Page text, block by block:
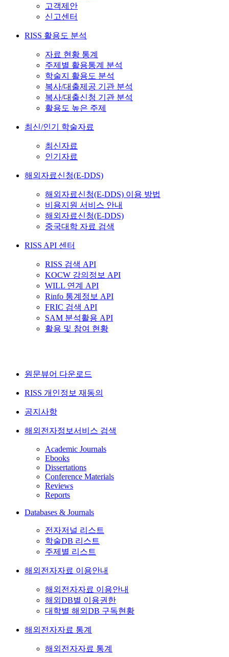
고객제안
신고센터
RISS 활용도 분석
자료 현황 통계
주제별 활용통계 분석
학술지 활용도 분석
복사/대출제공 기관 분석
복사/대출신청 기관 분석
활용도 높은 주제
최신/인기 학술자료
최신자료
인기자료
해외자료신청(E-DDS)
해외자료신청(E-DDS) 이용 방법
비용지원 서비스 안내
해외자료신청(E-DDS)
중국대학 자료 검색
RISS API 센터
RISS 검색 API
KOCW 강의정보 API
WILL 연계 API
Rinfo 통계정보 API
FRIC 검색 API
SAM 분석활용 API
활용 및 참여 현황
원문뷰어 다운로드
RISS 개인정보 재동의
공지사항
해외전자정보서비스 검색
Academic Journals
Ebooks
Dissertations
Conference Materials
Reviews
Reports
Databases & Journals
전자저널 리스트
학술DB 리스트
주제별 리스트
해외전자자료 이용안내
해외전자자료 이용안내
해외DB별 이용권한
대학별 해외DB 구독현황
해외전자자료 통계
해외전자자료 통계